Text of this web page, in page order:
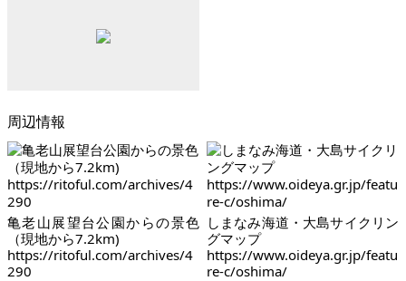
周辺情報
亀老山展望台公園からの景色
（現地から7.2km)
https://ritoful.com/archives/4
290
しまなみ海道・大島サイクリン
グマップ
https://www.oideya.gr.jp/featu
re-c/oshima/